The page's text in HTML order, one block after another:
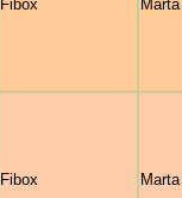
Fibox
Fibox